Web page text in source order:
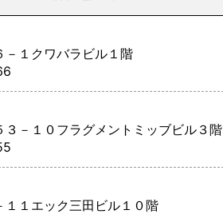
－１クワバラビル１階
３－１０フラグメントミッブビル３階
１１エック三田ビル１０階